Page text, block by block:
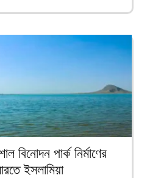
বিনোদন পার্ক নির্মাণের
ইসলামিয়া